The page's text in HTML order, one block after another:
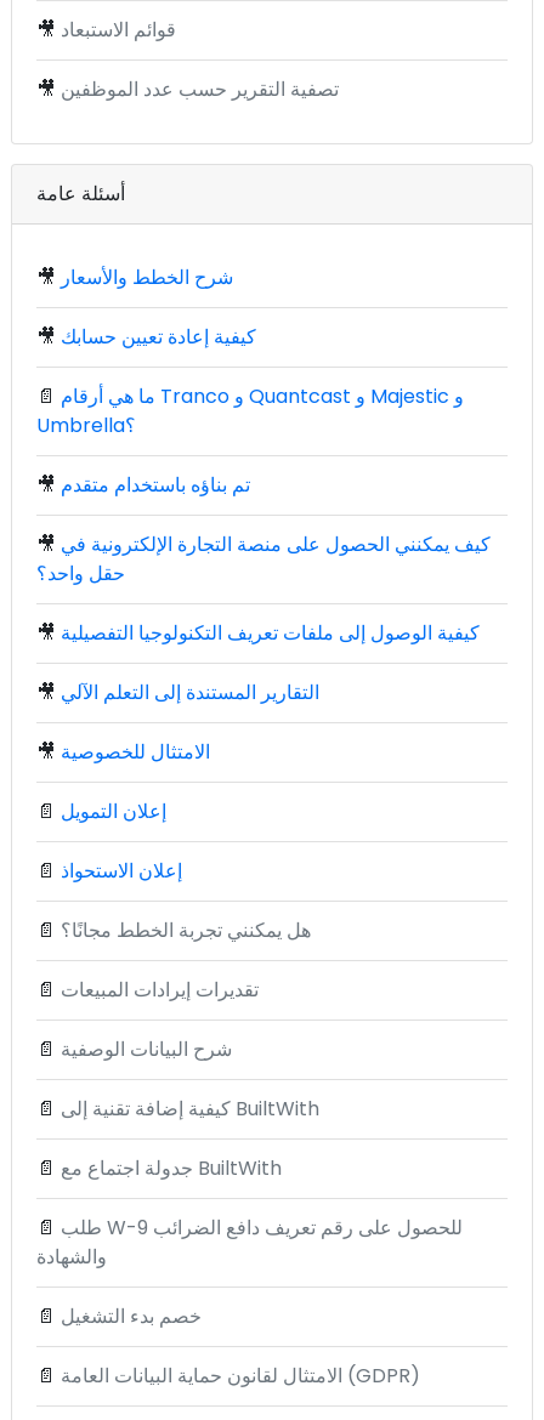
🎥 قوائم الاستبعاد
🎥 تصفية التقرير حسب عدد الموظفين
أسئلة عامة
🎥 شرح الخطط والأسعار
🎥 كيفية إعادة تعيين حسابك
📄 ما هي أرقام Tranco و Quantcast و Majestic و
Umbrella؟
🎥 تم بناؤه باستخدام متقدم
🎥 كيف يمكنني الحصول على منصة التجارة الإلكترونية في
حقل واحد؟
🎥 كيفية الوصول إلى ملفات تعريف التكنولوجيا التفصيلية
🎥 التقارير المستندة إلى التعلم الآلي
🎥 الامتثال للخصوصية
📄 إعلان التمويل
📄 إعلان الاستحواذ
📄 هل يمكنني تجربة الخطط مجانًا؟
📄 تقديرات إيرادات المبيعات
📄 شرح البيانات الوصفية
📄 كيفية إضافة تقنية إلى BuiltWith
📄 جدولة اجتماع مع BuiltWith
📄 طلب W-9 للحصول على رقم تعريف دافع الضرائب
والشهادة
📄 خصم بدء التشغيل
📄 الامتثال لقانون حماية البيانات العامة (GDPR)